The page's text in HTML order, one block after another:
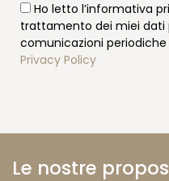
Ho letto l’informativa
trattamento dei miei dati
comunicazioni
Privacy Policy
Le nostre